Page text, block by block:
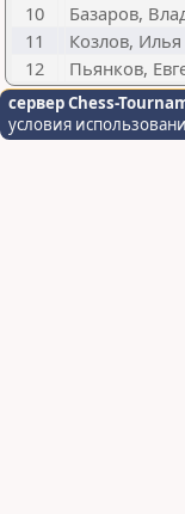
10
Базаров,
11
Козлов,
12
Пьянков,
сервер Chess-
условия